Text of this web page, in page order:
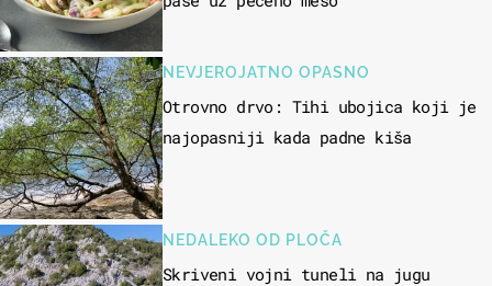
NEVJEROJATNO OPASNO
Otrovno drvo: Tihi ubojica koji je
najopasniji kada padne kiša
NEDALEKO OD PLOČA
Skriveni vojni tuneli na jugu